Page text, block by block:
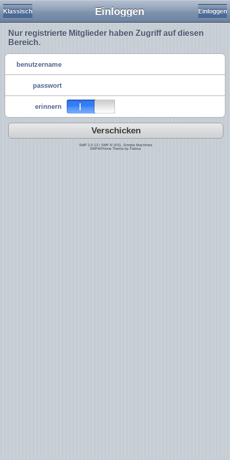
Einloggen
Klassisch Einloggen
Nur registrierte Mitglieder haben Zugriff auf diesen
Bereich.
benutzername
passwort
erinnern
Verschicken
SMF 2.0.13| SMF © 2011
Simple Machines
SMF4iPhone Theme by Fabius